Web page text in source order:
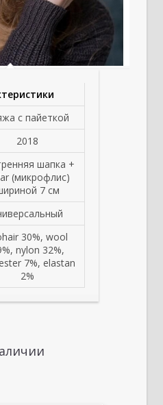
с пайеткой
2018
шапка +
(микрофлис)
7 см
30%, wool
nylon 32%,
7%, elastan
2%